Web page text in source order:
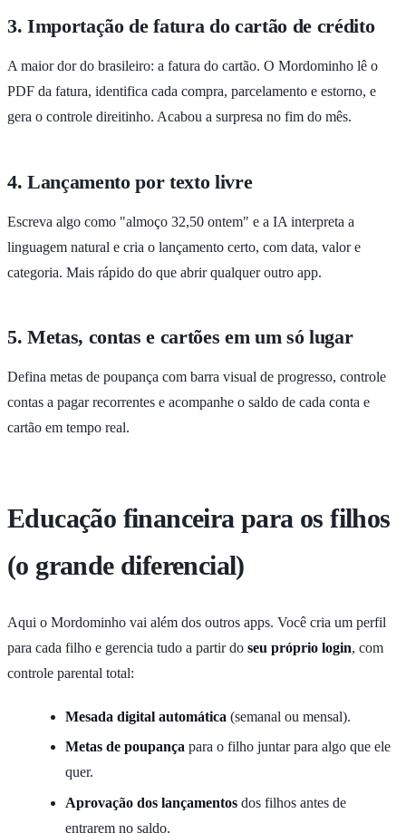
3. Importação de fatura do cartão de crédito
A maior dor do brasileiro: a fatura do cartão. O Mordominho lê o
PDF da fatura, identifica cada compra, parcelamento e estorno, e
gera o controle direitinho. Acabou a surpresa no fim do mês.
4. Lançamento por texto livre
Escreva algo como "almoço 32,50 ontem" e a IA interpreta a
linguagem natural e cria o lançamento certo, com data, valor e
categoria. Mais rápido do que abrir qualquer outro app.
5. Metas, contas e cartões em um só lugar
Defina metas de poupança com barra visual de progresso, controle
contas a pagar recorrentes e acompanhe o saldo de cada conta e
cartão em tempo real.
Educação financeira para os filhos
(o grande diferencial)
Aqui o Mordominho vai além dos outros apps. Você cria um perfil
para cada filho e gerencia tudo a partir do seu próprio login, com
controle parental total:
Mesada digital automática (semanal ou mensal).
Metas de poupança para o filho juntar para algo que ele
quer.
Aprovação dos lançamentos dos filhos antes de
entrarem no saldo.